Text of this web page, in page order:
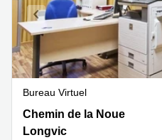
Toulouse
Coworking
Toulouse
Coworking
Nice
d'affaires
Lyon
Bureau Virtuel
8
Chemin
Chemin de la Noue
Longvic